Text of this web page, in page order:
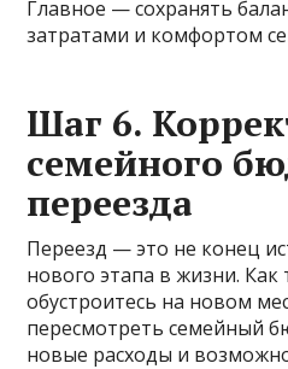
Главное — сохранять
затратами и комфортом
Шаг 6.
семейного
переезда
Переезд — это не конец
нового этапа в жизни. Как
обустроитесь на новом
пересмотреть семейный
новые расходы и